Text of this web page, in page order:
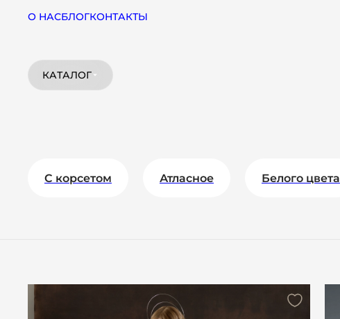
О НАСБЛОГКОНТАКТЫ
КАТАЛОГ
C корсетом Атласное Белого цвета